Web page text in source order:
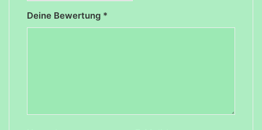
Deine Bewertung *